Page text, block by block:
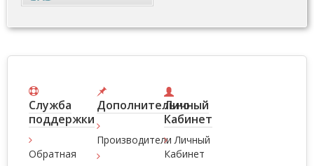
Служба
поддержки
Обратная
Дополнительно
Производители
Личный
Кабинет
Личный
Кабинет